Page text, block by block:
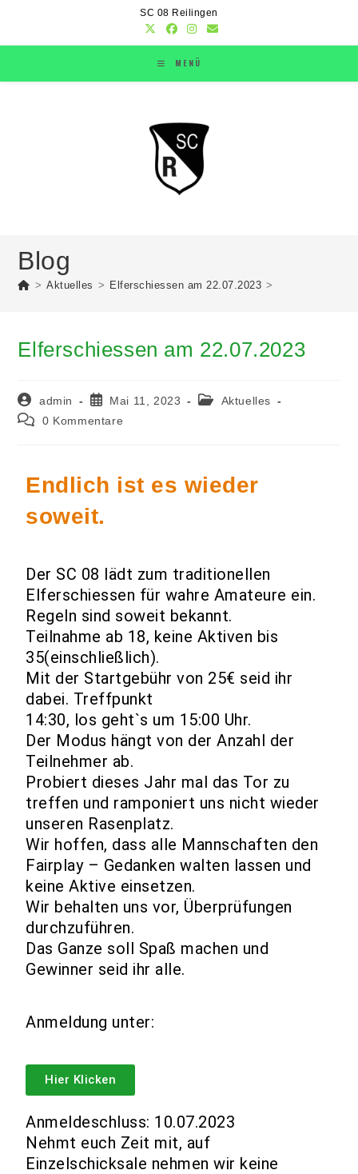
SC 08 Reilingen
MENÜ
Blog
> Aktuelles > Elferschiessen am 22.07.2023 >
Elferschiessen am 22.07.2023
admin Mai 11, 2023
Aktuelles
0 Kommentare
Endlich ist es wieder
soweit.
Der SC 08 lädt zum traditionellen
Elferschiessen für wahre Amateure ein.
Regeln sind soweit bekannt.
Teilnahme ab 18, keine Aktiven bis
35(einschließlich).
Mit der Startgebühr von 25€ seid ihr
dabei. Treffpunkt
14:30, los geht`s um 15:00 Uhr.
Der Modus hängt von der Anzahl der
Teilnehmer ab.
Probiert dieses Jahr mal das Tor zu
treffen und ramponiert uns nicht wieder
unseren Rasenplatz.
Wir hoffen, dass alle Mannschaften den
Fairplay – Gedanken walten lassen und
keine Aktive einsetzen.
Wir behalten uns vor, Überprüfungen
durchzuführen.
Das Ganze soll Spaß machen und
Gewinner seid ihr alle.
Anmeldung unter:
Hier Klicken
Anmeldeschluss: 10.07.2023
Nehmt euch Zeit mit, auf
Einzelschicksale nehmen wir keine